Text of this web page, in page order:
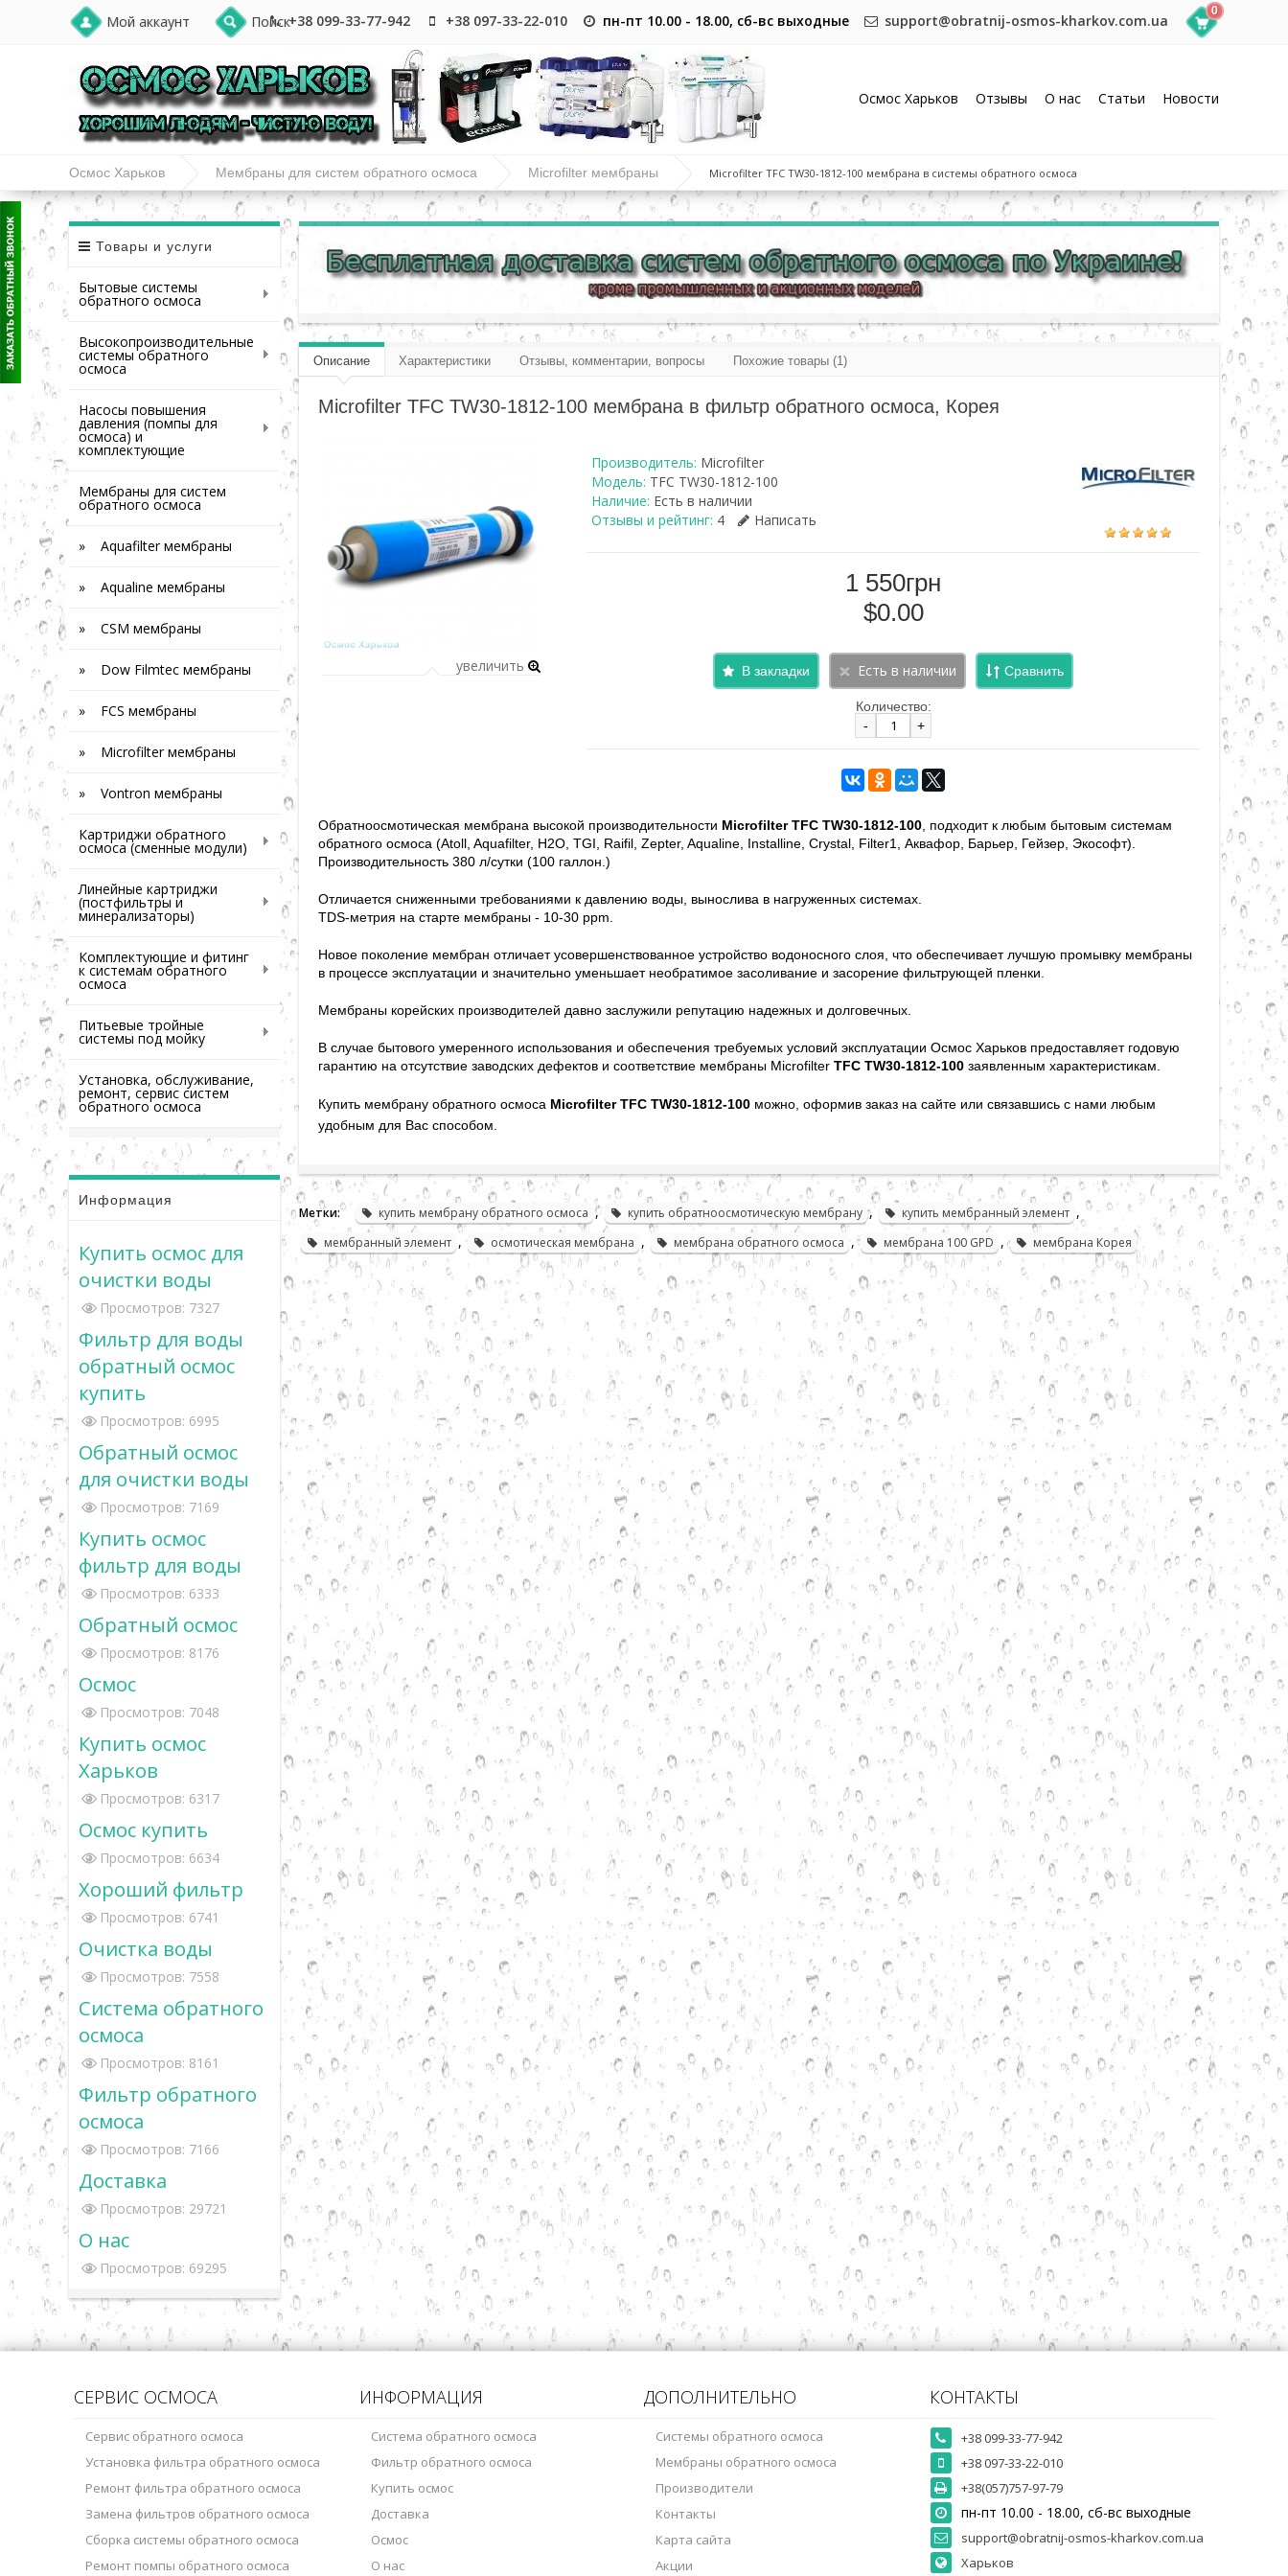
Мой аккаунт Поиск+38 099-33-77-942 +38 097-33-22-010 пн-пт 10.00 - 18.00, сб-вс выходные support@obratnij-osmos-kharkov.com.ua
0
Осмос Харьков Отзывы О нас Статьи Новости
Осмос Харьков Мембраны для систем обратного осмоса Microfilter мембраны Microfilter TFC TW30-1812-100 мембрана в системы обратного осмоса
Товары и услуги
Бытовые системы
обратного осмоса
Высокопроизводительные
системы обратного
осмоса
Насосы повышения
давления (помпы для
осмоса) и
комплектующие
Мембраны для систем
обратного осмоса
» Aquafilter мембраны
» Aqualine мембраны
» CSM мембраны
» Dow Filmtec мембраны
» FCS мембраны
» Microfilter мембраны
» Vontron мембраны
Картриджи обратного
осмоса (сменные модули)
Линейные картриджи
(постфильтры и
минерализаторы)
Комплектующие и фитинг
к системам обратного
осмоса
Питьевые тройные
системы под мойку
Установка, обслуживание,
ремонт, сервис систем
обратного осмоса
Информация
Купить осмос для
очистки воды
Просмотров: 7327
Фильтр для воды
обратный осмос
купить
Просмотров: 6995
Обратный осмос
для очистки воды
Просмотров: 7169
Купить осмос
фильтр для воды
Просмотров: 6333
Обратный осмос
Просмотров: 8176
Осмос
Просмотров: 7048
Купить осмос
Харьков
Просмотров: 6317
Осмос купить
Просмотров: 6634
Хороший фильтр
Просмотров: 6741
Очистка воды
Просмотров: 7558
Система обратного
осмоса
Просмотров: 8161
Фильтр обратного
осмоса
Просмотров: 7166
Доставка
Просмотров: 29721
О нас
Просмотров: 69295
Описание Характеристики Отзывы, комментарии, вопросы Похожие товары (1)
Microfilter TFC TW30-1812-100 мембрана в фильтр обратного осмоса, Корея
увеличить
Производитель: Microfilter
Модель: TFC TW30-1812-100
Наличие: Есть в наличии
Отзывы и рейтинг: 4 Написать
1 550грн
$0.00
В закладки Сравнить
Количество:
-
+
Обратноосмотическая мембрана высокой производительности Microfilter TFC TW30-1812-100 , подходит к любым бытовым системам
обратного осмоса (Atoll, Aquafilter, H2O, TGI, Raifil, Zepter, Aqualine, Installine, Crystal, Filter1, Аквафор, Барьер, Гейзер, Экософт).
Производительность 380 л/сутки (100 галлон.)
Отличается сниженными требованиями к давлению воды, вынослива в нагруженных системах.
TDS-метрия на старте мембраны - 10-30 ppm.
Новое поколение мембран отличает усовершенствованное устройство водоносного слоя, что обеспечивает лучшую промывку мембраны
в процессе эксплуатации и значительно уменьшает необратимое засоливание и засорение фильтрующей пленки.
Мембраны корейских производителей давно заслужили репутацию надежных и долговечных.
В случае бытового умеренного использования и обеспечения требуемых условий эксплуатации Осмос Харьков предоставляет годовую
гарантию на отсутствие заводских дефектов и соответствие мембраны Microfilter TFC TW30-1812-100 заявленным характеристикам.
Купить мембрану обратного осмоса Microfilter TFC TW30-1812-100 можно, оформив заказ на сайте или связавшись с нами любым
удобным для Вас способом.
Метки: купить мембрану обратного осмоса , купить обратноосмотическую мембрану , купить мембранный элемент ,
мембранный элемент , осмотическая мембрана , мембрана обратного осмоса , мембрана 100 GPD , мембрана Корея
СЕРВИС ОСМОСА
Сервис обратного осмоса
Установка фильтра обратного осмоса
Ремонт фильтра обратного осмоса
Замена фильтров обратного осмоса
Сборка системы обратного осмоса
Ремонт помпы обратного осмоса
ИНФОРМАЦИЯ
Система обратного осмоса
Фильтр обратного осмоса
Купить осмос
Доставка
Осмос
О нас
ДОПОЛНИТЕЛЬНО
Системы обратного осмоса
Мембраны обратного осмоса
Производители
Контакты
Карта сайта
Акции
КОНТАКТЫ
+38 099-33-77-942
+38 097-33-22-010
+38(057)757-97-79
пн-пт 10.00 - 18.00, сб-вс выходные
support@obratnij-osmos-kharkov.com.ua
Харьков